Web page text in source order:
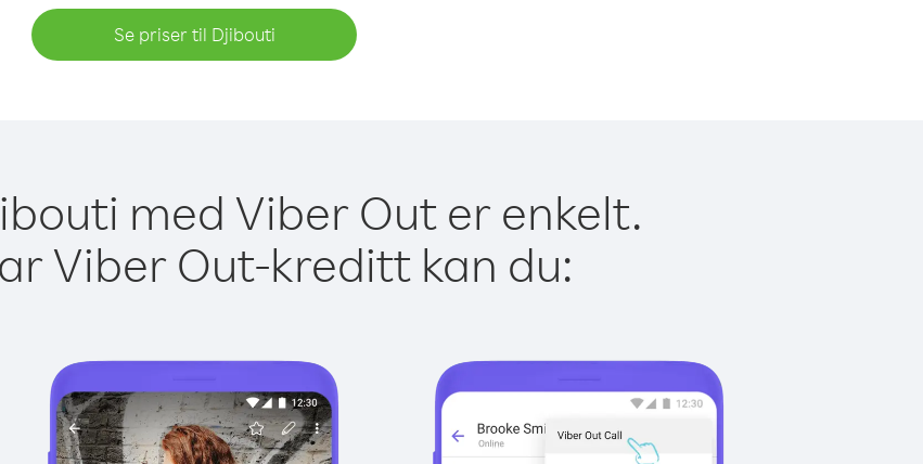
Se priser til Djibouti
med Viber Out er enkelt.
Viber Out-kreditt kan du: